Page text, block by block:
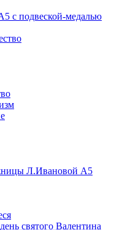
с подвеской-медалью
Л.Ивановой А5
святого Валентина